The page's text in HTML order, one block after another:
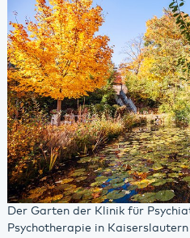
Der Garten der Klinik für
Psychotherapie in